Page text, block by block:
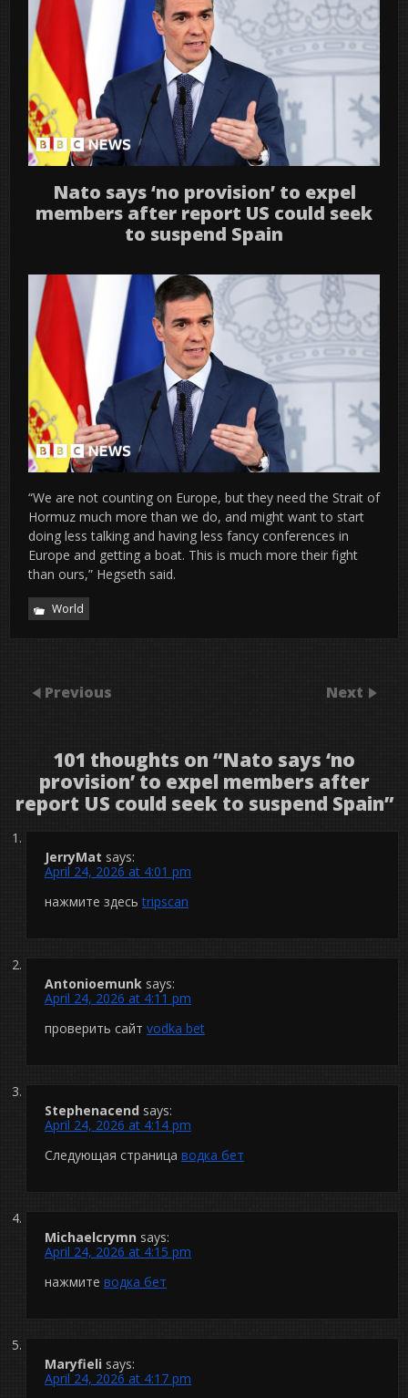
Nato says ‘no provision’ to expel
members after report US could seek
to suspend Spain
“We are not counting on Europe, but they need the Strait of
Hormuz much more than we do, and might want to start
doing less talking and having less fancy conferences in
Europe and getting a boat. This is much more their fight
than ours,” Hegseth said.
World
Previous Next
101 thoughts on “Nato says ‘no
provision’ to expel members after
report US could seek to suspend Spain”
JerryMat says:
April 24, 2026 at 4:01 pm
нажмите здесьtripscan
Antonioemunk says:
April 24, 2026 at 4:11 pm
проверить сайт vodka bet
Stephenacend says:
April 24, 2026 at 4:14 pm
Следующая страница водка бет
Michaelcrymn says:
April 24, 2026 at 4:15 pm
нажмите водка бет
Maryfieli says:
April 24, 2026 at 4:17 pm